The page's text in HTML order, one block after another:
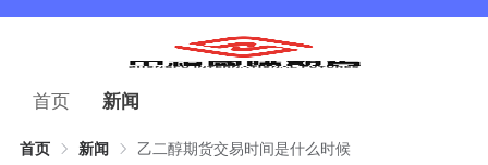
首页 新闻
首页 新闻 乙二醇期货交易时间是什么时候